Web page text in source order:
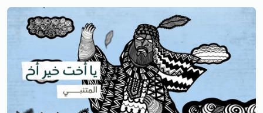
وراءها؟ تابعوا الحلقة من برنامج وحي القصيد.